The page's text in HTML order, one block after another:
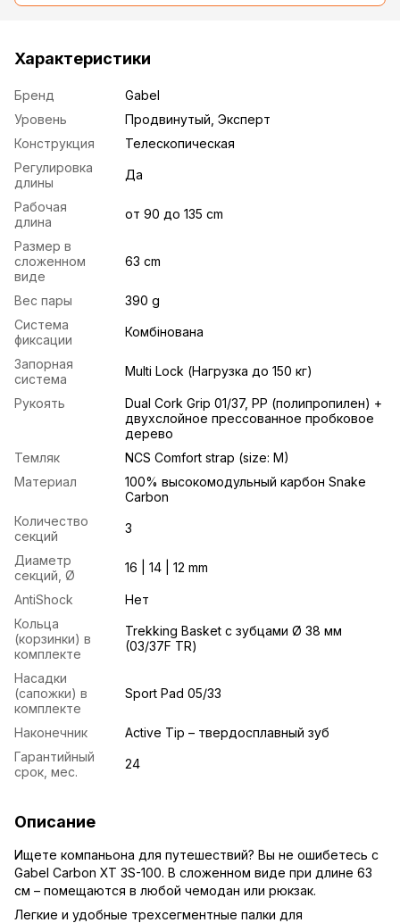
Характеристики
Бренд
Gabel
Уровень
Продвинутый Эксперт
Конструкция
Телескопическая
Регулировка
длины
Да
Рабочая
длина
от 90 до 135 cm
Размер в
сложенном
виде
63 cm
Вес пары
390 g
Система
фиксации
Комбінована
Запорная
система
Multi Lock (Нагрузка до 150 кг)
Рукоять
Dual Cork Grip 01/37, PP (полипропилен) +
двухслойное прессованное пробковое
дерево
Темляк
NCS Comfort strap (size: M)
Материал
100% высокомодульный карбон Snake
Carbon
Количество
секций
3
Диаметр
секций, Ø
16 | 14 | 12 mm
AntiShock
Нет
Кольца
(корзинки) в
комплекте
Trekking Basket с зубцами Ø 38 мм
(03/37F TR)
Насадки
(сапожки) в
комплекте
Sport Pad 05/33
Наконечник
Active Tip – твердосплавный зуб
Гарантийный
срок, мес.
24
Описание
Ищете компаньона для путешествий? Вы не ошибетесь с
Gabel Carbon XT 3S-100. В сложенном виде при длине 63
см – помещаются в любой чемодан или рюкзак.
Легкие и удобные трехсегментные палки для